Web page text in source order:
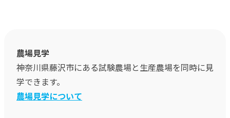
農場見学
神奈川県藤沢市にある試験農場と生産農場を同時に見
学できます。
農場見学について